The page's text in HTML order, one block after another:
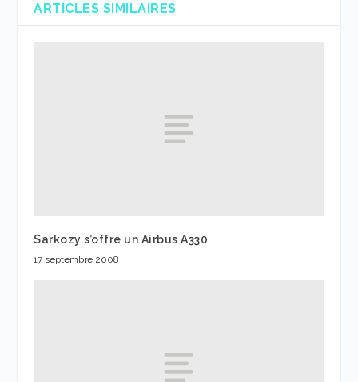
ARTICLES SIMILAIRES
Sarkozy s’offre un Airbus A330
17 septembre 2008